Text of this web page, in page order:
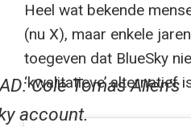
Heel wat bekende
(nu X), maar enkele
toegeven dat BlueSky
‘kwalitatieve’ alternatief
Cole Tomas Allen's
account.